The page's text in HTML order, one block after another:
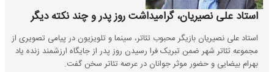
استاد علی نصیریان، گرامیداشت روز پدر و چند نکته دیگر
استاد علی نصیریان بازیگر محبوب تئاتر، سینما و تلویزیون در پیامی تصویری از
مجموعه تئاتر شهر ضمن تبریک فرا رسیدن روز پدر از جایگاه ارزشمند زنده یاد
بهرام بیضایی و حضور موثر جوانان در عرصه تئاتر سخن گفت.